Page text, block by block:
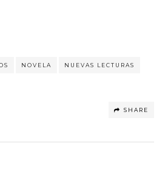
NOVELA NUEVAS LECTURAS
SHARE